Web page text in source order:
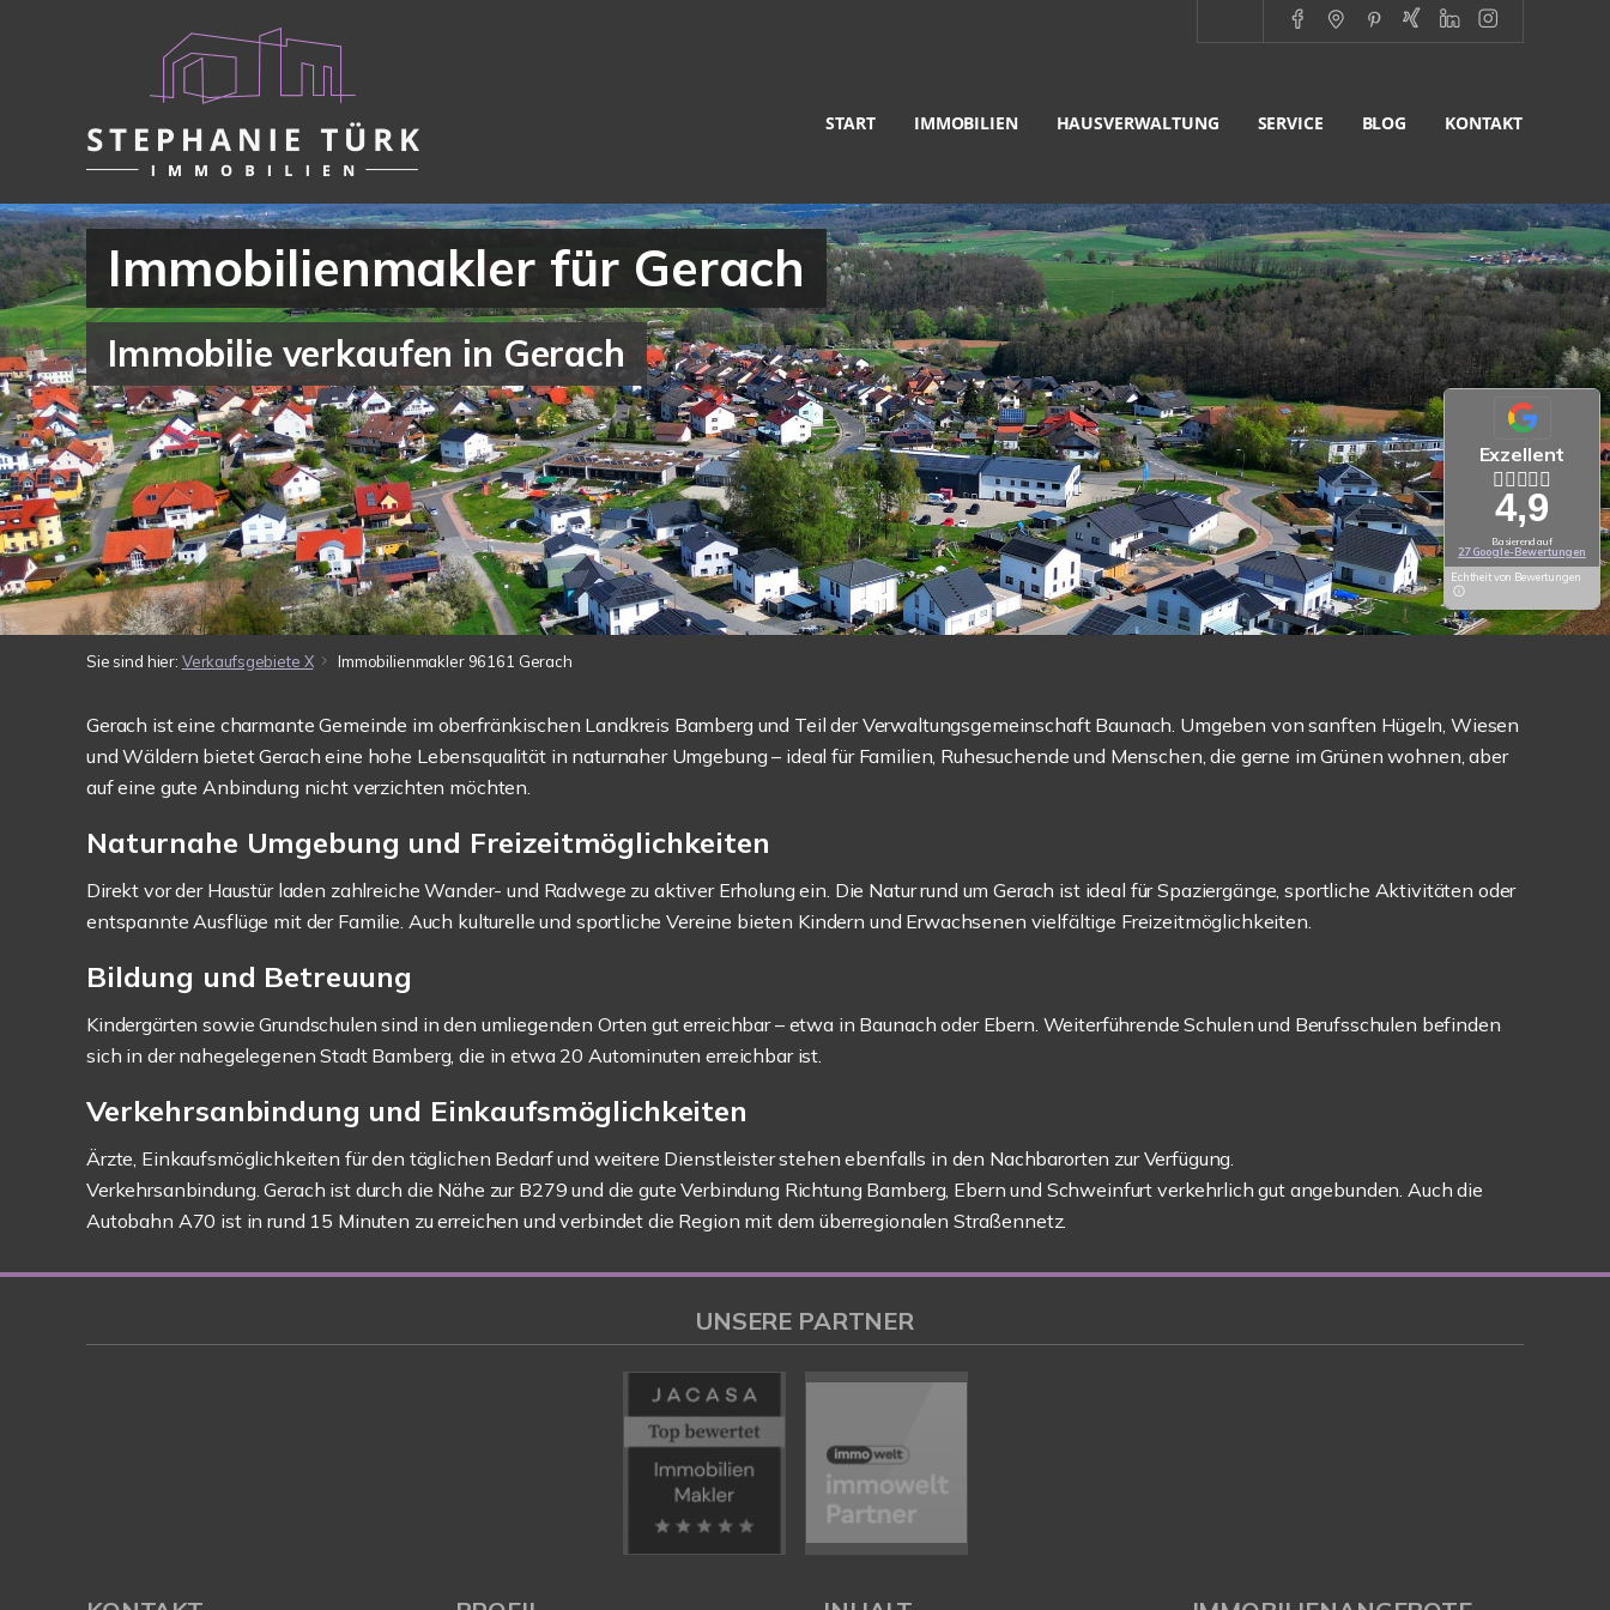
START IMMOBILIEN HAUSVERWALTUNG SERVICE BLOG KONTAKT
Immobilienmakler für Gerach
Immobilie verkaufen in Gerach
Sie sind hier: Verkaufsgebiete X Immobilienmakler 96161 Gerach
Gerach ist eine charmante Gemeinde im oberfränkischen Landkreis Bamberg und Teil der Verwaltungsgemeinschaft Baunach. Umgeben von sanften Hügeln, Wiesen
und Wäldern bietet Gerach eine hohe Lebensqualität in naturnaher Umgebung – ideal für Familien, Ruhesuchende und Menschen, die gerne im Grünen wohnen, aber
auf eine gute Anbindung nicht verzichten möchten.
Naturnahe Umgebung und Freizeitmöglichkeiten
Direkt vor der Haustür laden zahlreiche Wander- und Radwege zu aktiver Erholung ein. Die Natur rund um Gerach ist ideal für Spaziergänge, sportliche Aktivitäten oder
entspannte Ausflüge mit der Familie. Auch kulturelle und sportliche Vereine bieten Kindern und Erwachsenen vielfältige Freizeitmöglichkeiten.
Bildung und Betreuung
Kindergärten sowie Grundschulen sind in den umliegenden Orten gut erreichbar – etwa in Baunach oder Ebern. Weiterführende Schulen und Berufsschulen befinden
sich in der nahegelegenen Stadt Bamberg, die in etwa 20 Autominuten erreichbar ist.
Verkehrsanbindung und Einkaufsmöglichkeiten
Ärzte, Einkaufsmöglichkeiten für den täglichen Bedarf und weitere Dienstleister stehen ebenfalls in den Nachbarorten zur Verfügung.
Verkehrsanbindung. Gerach ist durch die Nähe zur B279 und die gute Verbindung Richtung Bamberg, Ebern und Schweinfurt verkehrlich gut angebunden. Auch die
Autobahn A70 ist in rund 15 Minuten zu erreichen und verbindet die Region mit dem überregionalen Straßennetz.
Exzellent
4,9
Basierend auf
27 Google-Bewertungen
Echtheit von Bewertungen
UNSERE PARTNER